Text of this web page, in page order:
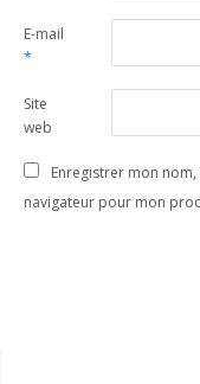
E-mail
*
Site
web
Enregistrer mon
navigateur pour mon